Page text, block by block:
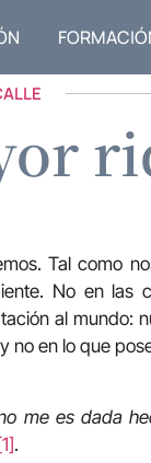
Tal como
No en las
al mundo:
en lo que
me es dada
.